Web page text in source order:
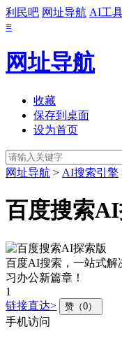
利民吧 网址导航 AI工
≡
网址导航
收藏
保存到桌面
设为首页
网址导航 > AI搜索引擎
百度搜索
百度AI搜索，一站式解
习办公新篇章！
1
链接直达>
赞（0）
手机访问